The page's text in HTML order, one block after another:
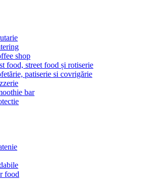
shop
food, street food și rotiserie
patiserie si covrigărie
bar
food